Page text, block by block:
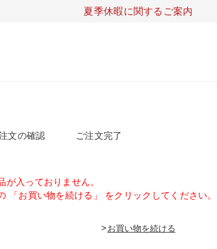
夏季休暇に関するご案内
文の確認 ご注文完了
入っておりません。
「お買い物を続ける」 をクリックしてください。
>